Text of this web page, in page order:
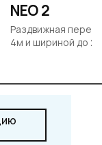
NEO 2
Раздвижная
4м и шириной до